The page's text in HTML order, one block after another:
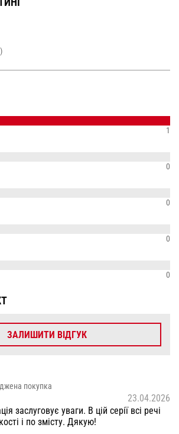
1
0
0
0
0
ЗАЛИШИТИ ВІДГУК
покупка
23.04.2026
заслуговує уваги. В цій серії всі речі
і по змісту. Дякую!